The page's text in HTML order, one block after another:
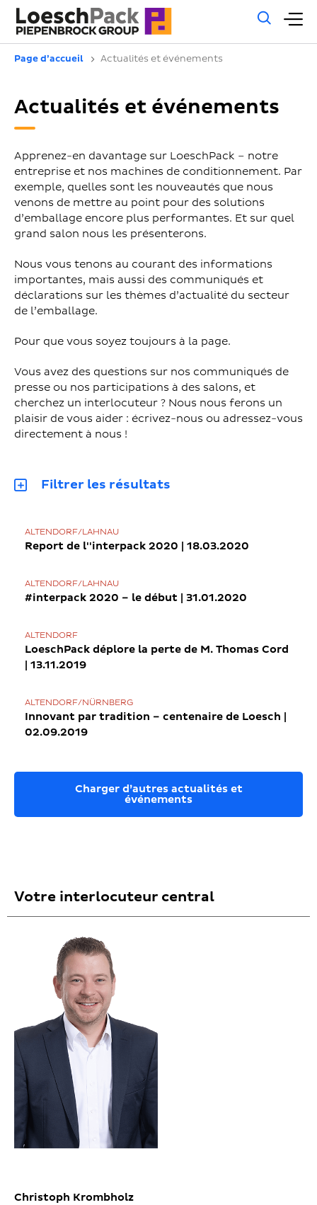
Page d’accueil Actualités et événements
Actualités et événements
Apprenez-en davantage sur LoeschPack – notre
entreprise et nos machines de conditionnement. Par
exemple, quelles sont les nouveautés que nous
venons de mettre au point pour des solutions
d’emballage encore plus performantes. Et sur quel
grand salon nous les présenterons.
Nous vous tenons au courant des informations
importantes, mais aussi des communiqués et
déclarations sur les thèmes d’actualité du secteur
de l’emballage.
Pour que vous soyez toujours à la page.
Vous avez des questions sur nos communiqués de
presse ou nos participations à des salons, et
cherchez un interlocuteur ? Nous nous ferons un
plaisir de vous aider : écrivez-nous ou adressez-vous
directement à nous !
Filtrer les résultats
ALTENDORF/LAHNAU
Report de l''interpack 2020 | 18.03.2020
ALTENDORF/LAHNAU
#interpack 2020 – le début | 31.01.2020
ALTENDORF
LoeschPack déplore la perte de M. Thomas Cord
| 13.11.2019
ALTENDORF/NÜRNBERG
Innovant par tradition – centenaire de Loesch |
02.09.2019
Charger d’autres actualités et
événements
Votre interlocuteur central
Christoph Krombholz